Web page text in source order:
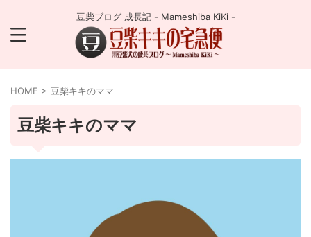
豆柴ブログ 成長記 - Mameshiba KiKi -
HOME > 豆柴キキのママ
豆柴キキのママ